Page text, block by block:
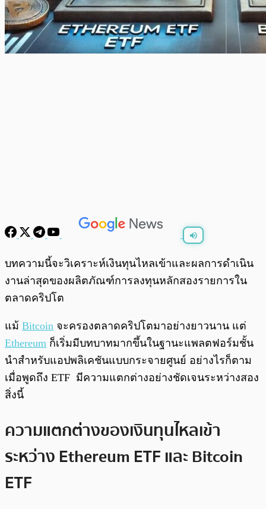
พร้อมเล่น 0:00
บทความนี้จะวิเคราะห์เงินทุนไหลเข้าและผลการดำเนิน
งานล่าสุดของผลิตภัณฑ์การลงทุนหลักสองรายการใน
ตลาดคริปโต
แม้ Bitcoin จะครองตลาดคริปโตมาอย่างยาวนาน แต่
Ethereum ก็เริ่มมีบทบาทมากขึ้นในฐานะแพลตฟอร์มชั้น
นำสำหรับแอปพลิเคชันแบบกระจายศูนย์ อย่างไรก็ตาม
เมื่อพูดถึง ETF มีความแตกต่างอย่างชัดเจนระหว่างสอง
สิ่งนี้
ความแตกต่างของเงินทุนไหลเข้า
ระหว่าง Ethereum ETF และ Bitcoin
ETF